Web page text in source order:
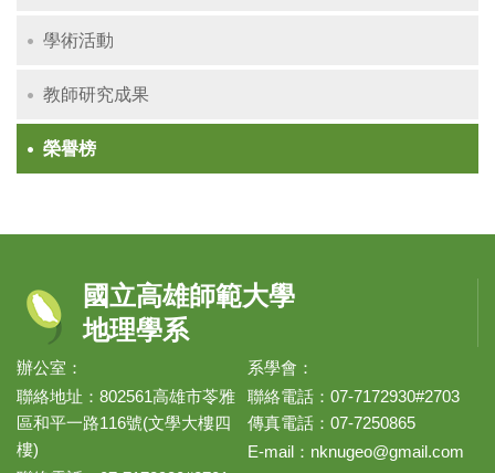
學術活動
教師研究成果
榮譽榜
國立高雄師範大學
地理學系
辦公室：
聯絡地址：802561高雄市苓雅
區和平一路116號(文學大樓四
樓)
系學會：
聯絡電話：07-7172930#2703
傳真電話：07-7250865
E-mail： nknugeo@gmail.com